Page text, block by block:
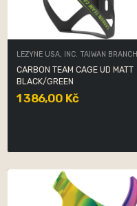
LEZYNE USA, INC. TAIWAN BRANCH
CARBON TEAM CAGE UD MATT
BLACK/GREEN
1 386,00 Kč